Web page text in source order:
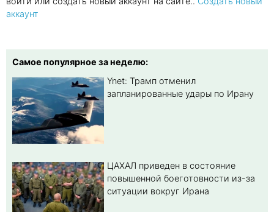
аккаунт
Самое популярное за неделю:
Ynet: Трамп отменил
запланированные удары по Ирану
ЦАХАЛ приведен в состояние
повышенной боеготовности из-за
ситуации вокруг Ирана